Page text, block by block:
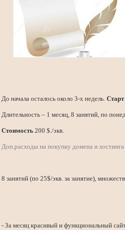
До начала осталось около 3-х недель.
Длительность – 1 месяц, 8 занятий, по
Стоимость 200 $./экв.
Доп.расходы на покупку домена и
8 занятий (по 25$/экв. за занятие),
- За месяц красивый и функциональный